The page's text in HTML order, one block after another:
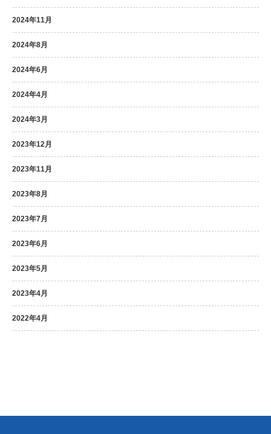
2024年11月
2024年8月
2024年6月
2024年4月
2024年3月
2023年12月
2023年11月
2023年8月
2023年7月
2023年6月
2023年5月
2023年4月
2022年4月